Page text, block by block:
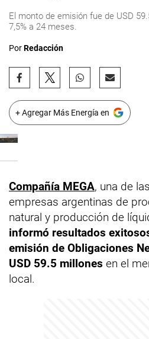
El monto de emisión fue de USD
7,5% a 24 meses.
PorRedacción
+ Agregar Más Energía en
Compañía MEGA, una de
empresas argentinas de
natural y producción de
informó resultados
emisión de Obligaciones
USD 59.5 millones en el
local.